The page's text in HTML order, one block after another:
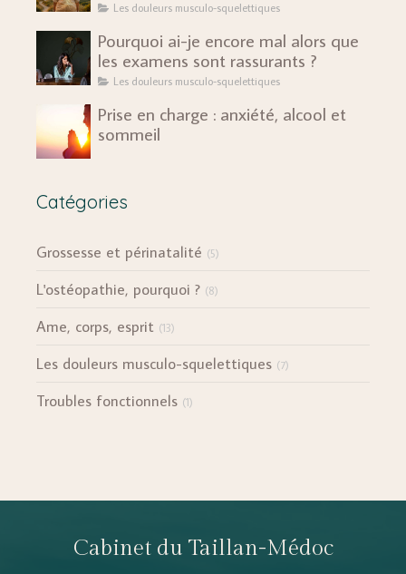
Les douleurs musculo-squelettiques
Pourquoi ai-je encore mal alors que
les examens sont rassurants ?
Les douleurs musculo-squelettiques
Prise en charge : anxiété, alcool et
sommeil
Catégories
Grossesse et périnatalité (5)
L'ostéopathie, pourquoi ? (8)
Ame, corps, esprit (13)
Les douleurs musculo-squelettiques (7)
Troubles fonctionnels (1)
Cabinet du Taillan-Médoc